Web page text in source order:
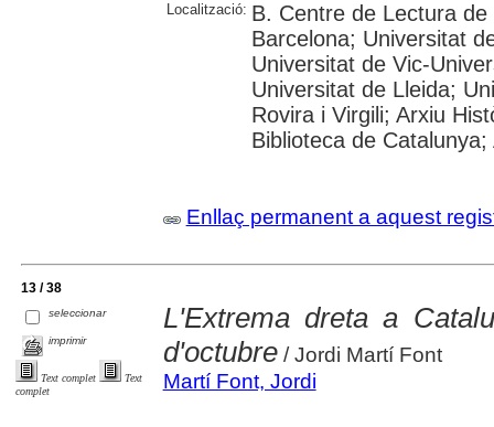
Localització: B. Centre de Lectura
Barcelona; Universitat
Universitat de Vic-
Universitat de Lleida;
Rovira i Virgili; Arxiu
Biblioteca de
Enllaç permanent a aquest
13 / 38
seleccionar
imprimir
Text complet
Text
complet
L'Extrema dreta a
d'octubre/ Jordi Martí Font
Martí Font, Jordi